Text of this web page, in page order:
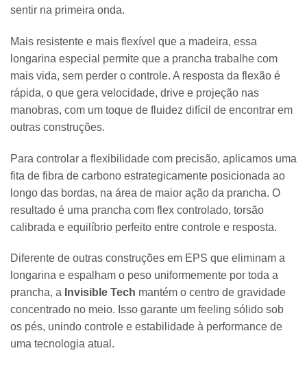
sentir na primeira onda.
Mais resistente e mais flexível que a madeira, essa
longarina especial permite que a prancha trabalhe com
mais vida, sem perder o controle. A resposta da flexão é
rápida, o que gera velocidade, drive e projeção nas
manobras, com um toque de fluidez difícil de encontrar em
outras construções.
Para controlar a flexibilidade com precisão, aplicamos uma
fita de fibra de carbono estrategicamente posicionada ao
longo das bordas, na área de maior ação da prancha. O
resultado é uma prancha com flex controlado, torsão
calibrada e equilíbrio perfeito entre controle e resposta.
Diferente de outras construções em EPS que eliminam a
longarina e espalham o peso uniformemente por toda a
prancha, a Invisible Tech mantém o centro de gravidade
concentrado no meio. Isso garante um feeling sólido sob
os pés, unindo controle e estabilidade à performance de
uma tecnologia atual.